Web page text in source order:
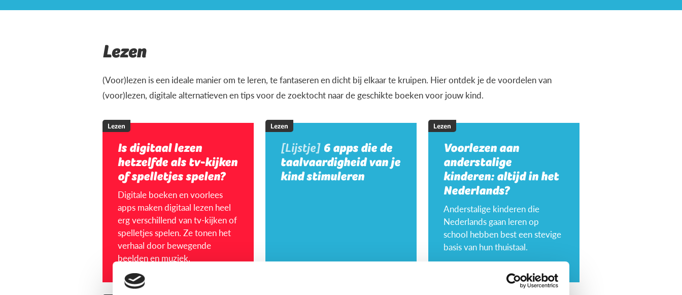
Lezen
(Voor)lezen is een ideale manier om te leren, te fantaseren en dicht bij elkaar te kruipen. Hier ontdek je de voordelen van
(voor)lezen, digitale alternatieven en tips voor de zoektocht naar de geschikte boeken voor jouw kind.
Lezen
Is digitaal lezen
hetzelfde als tv-kijken
of spelletjes spelen?
Digitale boeken en voorlees
apps maken digitaal lezen heel
erg verschillend van tv-kijken of
spelletjes spelen. Ze tonen het
verhaal door bewegende
beelden en muziek.
Lezen
[Lijstje] 6 apps die de
taalvaardigheid van je
kind stimuleren
Lezen
Voorlezen aan
anderstalige
kinderen: altijd in het
Nederlands?
Anderstalige kinderen die
Nederlands gaan leren op
school hebben best een stevige
basis van hun thuistaal.